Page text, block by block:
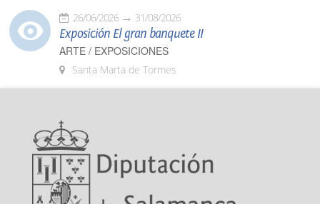
26/06/2026 31/08/2026
Exposición El gran banquete II
ARTE / EXPOSICIONES
Santa Marta de Tormes